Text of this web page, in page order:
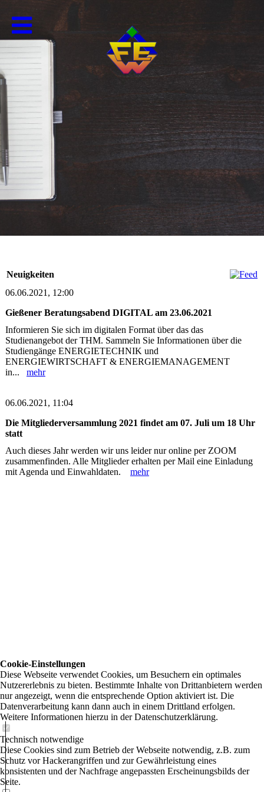
Neuigkeiten
06.06.2021, 12:00
Gießener Beratungsabend DIGITAL am 23.06.2021
Informieren Sie sich im digitalen Format über das das
Studienangebot der THM. Sammeln Sie Informationen über die
Studiengänge ENERGIETECHNIK und
ENERGIEWIRTSCHAFT & ENERGIEMANAGEMENT
in... mehr
06.06.2021, 11:04
Die Mitgliederversammlung 2021 findet am 07. Juli um 18 Uhr
statt
Auch dieses Jahr werden wir uns leider nur online per ZOOM
zusammenfinden. Alle Mitglieder erhalten per Mail eine Einladung
mit Agenda und Einwahldaten. mehr
Cookie-Einstellungen
Diese Webseite verwendet Cookies, um Besuchern ein optimales
Nutzererlebnis zu bieten. Bestimmte Inhalte von Drittanbietern werden
nur angezeigt, wenn die entsprechende Option aktiviert ist. Die
Datenverarbeitung kann dann auch in einem Drittland erfolgen.
Weitere Informationen hierzu in der Datenschutzerklärung.
Technisch notwendige
Diese Cookies sind zum Betrieb der Webseite notwendig, z.B. zum
Schutz vor Hackerangriffen und zur Gewährleistung eines
konsistenten und der Nachfrage angepassten Erscheinungsbilds der
Seite.